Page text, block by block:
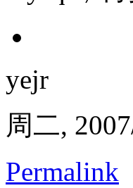
yejr
周二,
Permalink